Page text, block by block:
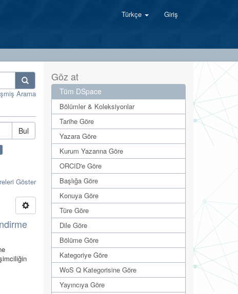
Türkçe Giriş
Arama
Bul
Göster
Göz at
Tüm DSpace
Bölümler & Koleksiyonlar
Tarihe Göre
Yazara Göre
Kurum Yazarına Göre
ORCID'e Göre
Başlığa Göre
Konuya Göre
Türe Göre
Dile Göre
Bölüme Göre
Kategoriye Göre
WoS Q Kategorisine Göre
Yayıncıya Göre